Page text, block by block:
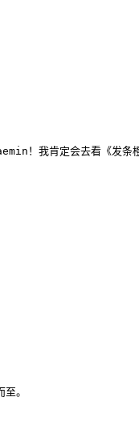
！我肯定会去看《发条
。